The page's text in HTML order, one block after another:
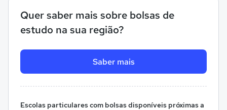
Quer saber mais sobre bolsas de
estudo na sua região?
Saber mais
Escolas particulares com bolsas disponíveis próximas a